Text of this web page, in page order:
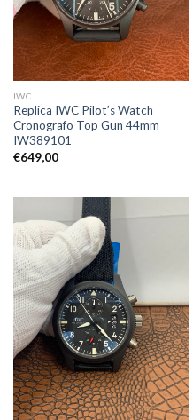
IWC
Replica IWC Pilot’s Watch
Cronografo Top Gun 44mm
IW389101
€649,00